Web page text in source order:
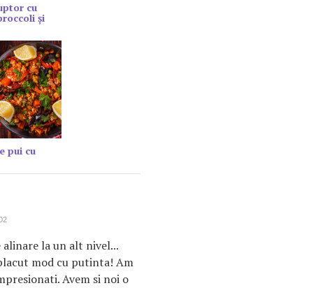
cu
și
pui cu
alinare la un alt nivel...
mod cu putinta! Am
Avem si noi o